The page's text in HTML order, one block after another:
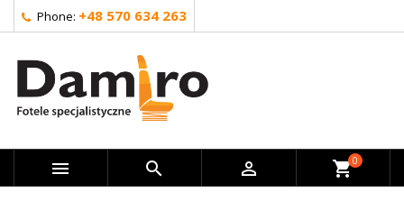
Phone: +48 570 634 263
   shopping_cart0